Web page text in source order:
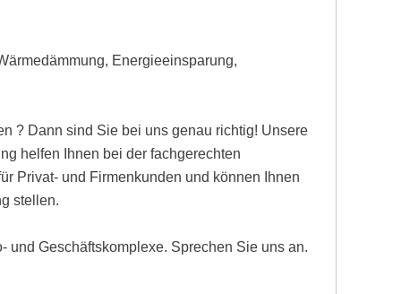
Energieeinsparung,
? Dann sind Sie bei uns genau richtig! Unsere
helfen Ihnen bei der fachgerechten
Privat- und Firmenkunden und können Ihnen
stellen.
und Geschäftskomplexe. Sprechen Sie uns an.